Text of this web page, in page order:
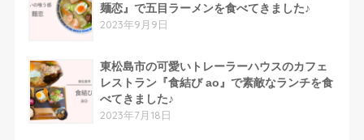
麺恋』で五目ラーメンを食べてきました♪
2023年9月9日
東松島市の可愛いトレーラーハウスのカフェ
レストラン『食結び ao』で素敵なランチを食
べてきました♪
2023年7月18日